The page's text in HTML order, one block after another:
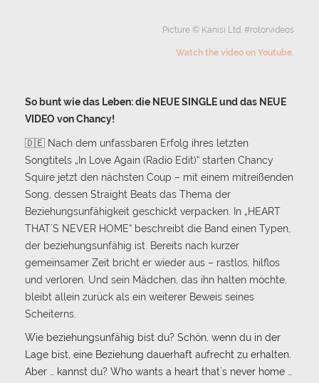
Picture © Kanisi Ltd. #rotorvideos
Watch the video on Youtube.
So bunt wie das Leben: die NEUE SINGLE und das NEUE
VIDEO von Chancy!
🇩🇪 Nach dem unfassbaren Erfolg ihres letzten
Songtitels „In Love Again (Radio Edit)“ starten Chancy
Squire jetzt den nächsten Coup – mit einem mitreißenden
Song, dessen Straight Beats das Thema der
Beziehungsunfähigkeit geschickt verpacken. In „HEART
THAT´S NEVER HOME“ beschreibt die Band einen Typen,
der beziehungsunfähig ist. Bereits nach kurzer
gemeinsamer Zeit bricht er wieder aus – rastlos, hilflos
und verloren. Und sein Mädchen, das ihn halten möchte,
bleibt allein zurück als ein weiterer Beweis seines
Scheiterns.
Wie beziehungsunfähig bist du? Schön, wenn du in der
Lage bist, eine Beziehung dauerhaft aufrecht zu erhalten.
Aber … kannst du? Who wants a heart that´s never home …